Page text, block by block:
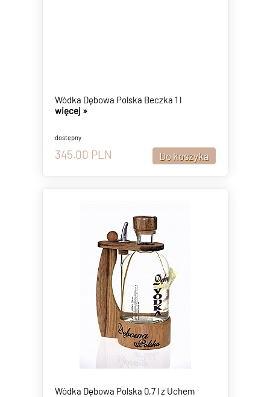
Wódka Dębowa Polska Beczka 1 l
więcej »
dostępny
345.00 PLN
Wódka Dębowa Polska 0,7 l z Uchem